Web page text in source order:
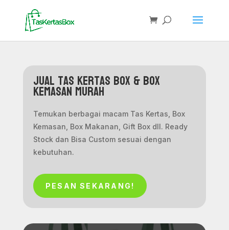
jual tas kertas box & Box
Kemasan Murah
Temukan berbagai macam Tas Kertas, Box
Kemasan, Box Makanan, Gift Box dll. Ready
Stock dan Bisa Custom sesuai dengan
kebutuhan.
PESAN SEKARANG!